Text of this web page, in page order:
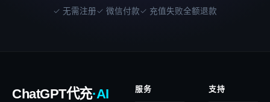
✓ 无需注册✓ 微信付款✓ 充值失败全额退款
ChatGPT代充·AI
服务 支持